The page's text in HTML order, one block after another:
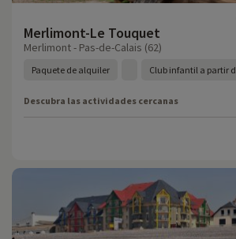
Merlimont-Le Touquet
Merlimont - Pas-de-Calais (62)
Paquete de alquiler Club infantil a partir
Descubra las actividades cercanas